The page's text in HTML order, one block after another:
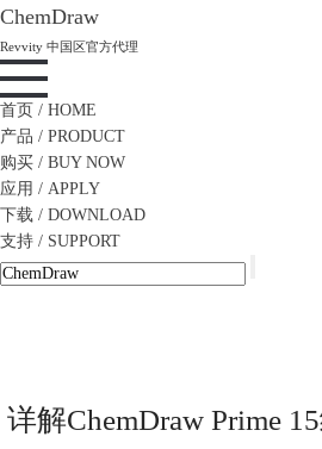
ChemDraw
Revvity 中国区官方代理
首页 / HOME
产品 / PRODUCT
购买 / BUY NOW
应用 / APPLY
下载 / DOWNLOAD
支持 / SUPPORT
详解ChemDraw Prime